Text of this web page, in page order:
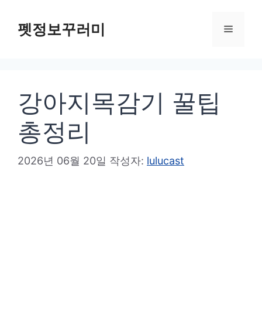
펫정보꾸러미 메
강아지목감기 꿀팁
총정리
2026년 06월 20일 작성자: lulucast